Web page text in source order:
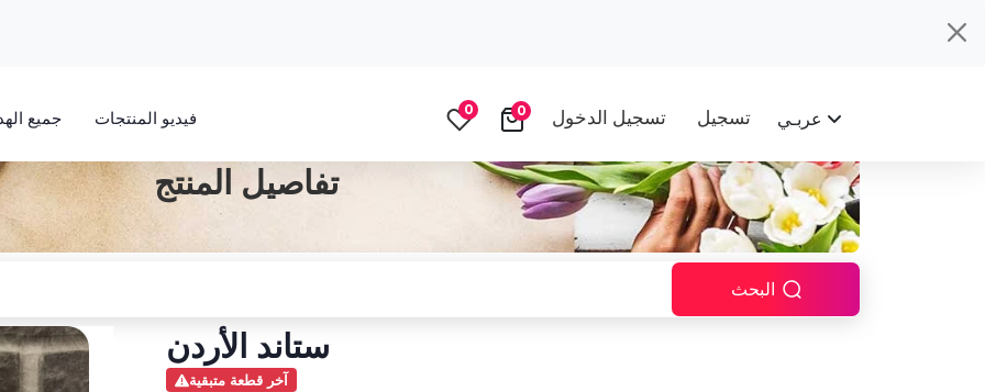
جميع فيديو المنتجات 0 0 تسجيل الدخول تسجيل
تفاصيل المنتج
البحث
ستاند الأردن
آخر قطعة متبقية